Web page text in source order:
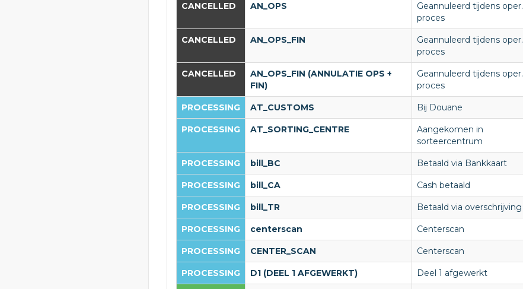
CANCELLED AN_OPS
Geannuleerd tijdens oper.
proces
CANCELLED AN_OPS_FIN
Geannuleerd tijdens oper.
proces
CANCELLED
AN_OPS_FIN (ANNULATIE OPS +
FIN)
Geannuleerd tijdens oper.
proces
PROCESSING AT_CUSTOMS Bij Douane
PROCESSING AT_SORTING_CENTRE
Aangekomen in
sorteercentrum
PROCESSING bill_BC Betaald via Bankkaart
PROCESSING bill_CA Cash betaald
PROCESSING bill_TR Betaald via overschrijving
PROCESSING centerscan Centerscan
PROCESSING CENTER_SCAN Centerscan
PROCESSING D1 (DEEL 1 AFGEWERKT) Deel 1 afgewerkt